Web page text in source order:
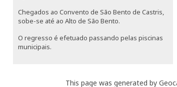
Chegados ao Convento de São Bento de Castris,
sobe-se até ao Alto de São Bento.
O regresso é efetuado passando pelas piscinas
municipais.
This page was generated by